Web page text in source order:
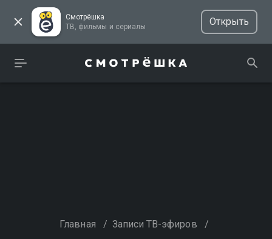
Смотрёшка
ТВ, фильмы и сериалы
Открыть
Главная / Записи ТВ-эфиров /